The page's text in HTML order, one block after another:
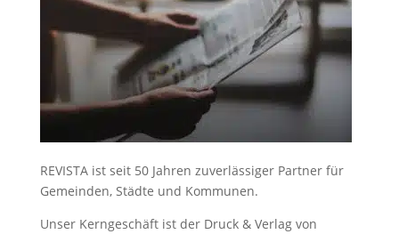
REVISTA ist seit 50 Jahren zuverlässiger Partner für
Gemeinden, Städte und Kommunen.
Unser Kerngeschäft ist der Druck & Verlag von